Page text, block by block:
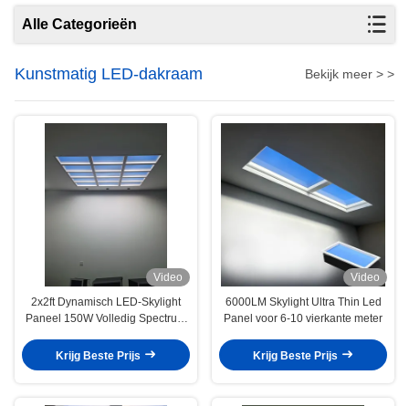
Alle Categorieën
Kunstmatig LED-dakraam Bekijk meer > >
Video
2x2ft Dynamisch LED-Skylight
Paneel 150W Volledig Spectrum
Afstandsbediening Klaar
Krijg Beste Prijs
Video
6000LM Skylight Ultra Thin Led
Panel voor 6-10 vierkante meter
Krijg Beste Prijs